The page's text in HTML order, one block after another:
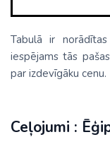
Tabulā ir
iespējams tās
par izdevīgāku cenu.
Ceļojumi :